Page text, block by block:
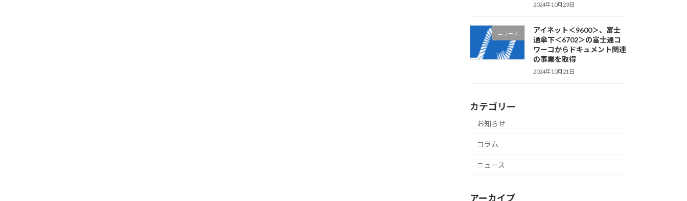
2024年10月23日
ニュース
アイネット＜9600＞、富士
通傘下＜6702＞の富士通コ
ワーコからドキュメント関連
の事業を取得
2024年10月21日
カテゴリー
お知らせ
コラム
ニュース
アーカイブ